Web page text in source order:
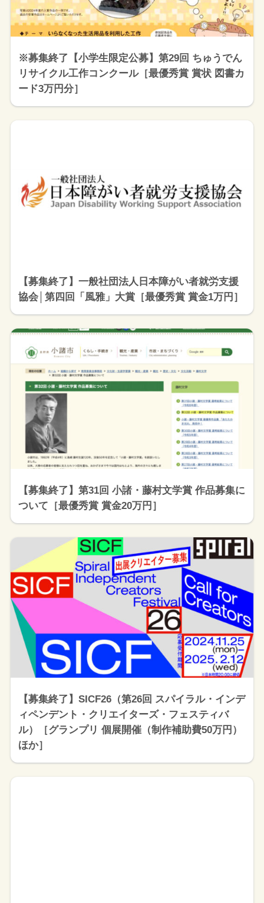
※募集終了【小学生限定公募】第29回 ちゅうでん
リサイクル工作コンクール［最優秀賞 賞状 図書カ
ード3万円分］
【募集終了】一般社団法人日本障がい者就労支援
協会│第四回「風雅」大賞［最優秀賞 賞金1万円］
【募集終了】第31回 小諸・藤村文学賞 作品募集に
ついて［最優秀賞 賞金20万円］
【募集終了】SICF26（第26回 スパイラル・インデ
ィペンデント・クリエイターズ・フェスティバ
ル）［グランプリ 個展開催（制作補助費50万円）
ほか］